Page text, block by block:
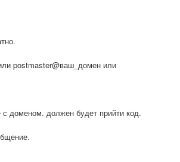
postmaster@ваш_домен или
доменом. должен будет прийти код.